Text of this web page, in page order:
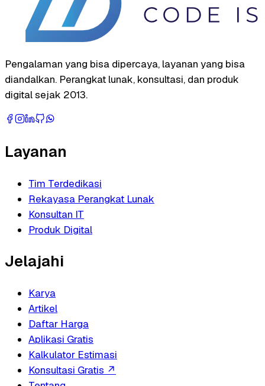
Pengalaman yang bisa dipercaya, layanan yang bisa
diandalkan. Perangkat lunak, konsultasi, dan produk
digital sejak 2013.
Layanan
Tim Terdedikasi
Rekayasa Perangkat Lunak
Konsultan IT
Produk Digital
Jelajahi
Karya
Artikel
Daftar Harga
Aplikasi Gratis
Kalkulator Estimasi
Konsultasi Gratis ↗